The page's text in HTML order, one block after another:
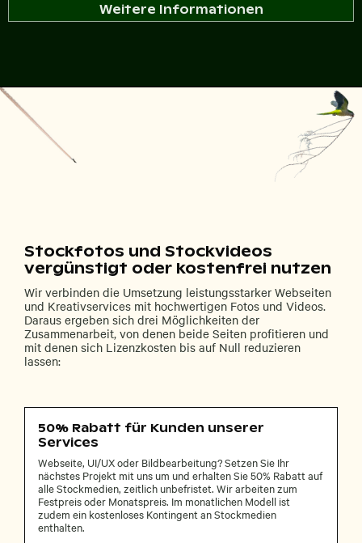
Weitere Informationen
Stockfotos und Stockvideos
vergünstigt oder kostenfrei nutzen
Wir verbinden die Umsetzung leistungsstarker Webseiten
und Kreativservices mit hochwertigen Fotos und Videos.
Daraus ergeben sich drei Möglichkeiten der
Zusammenarbeit, von denen beide Seiten profitieren und
mit denen sich Lizenzkosten bis auf Null reduzieren
lassen:
50% Rabatt für Kunden unserer
Services
Webseite, UI/UX oder Bildbearbeitung? Setzen Sie Ihr
nächstes Projekt mit uns um und erhalten Sie 50% Rabatt auf
alle Stockmedien, zeitlich unbefristet. Wir arbeiten zum
Festpreis oder Monatspreis. Im monatlichen Modell ist
zudem ein kostenloses Kontingent an Stockmedien
enthalten.